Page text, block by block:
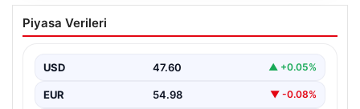
Etimesgut Belediyesi’nde Geniş
Kapsamlı Soruşturma: Başkan
Çıktı
Ankara'nın Etimesgut ilçesinde yer alan belediyeye
yönelik yürütülen kapsamlı bir soruşturmanın son
Piyasa Verileri
USD 47.60 ▲ +0.05%
EUR 54.98 ▼ -0.08%